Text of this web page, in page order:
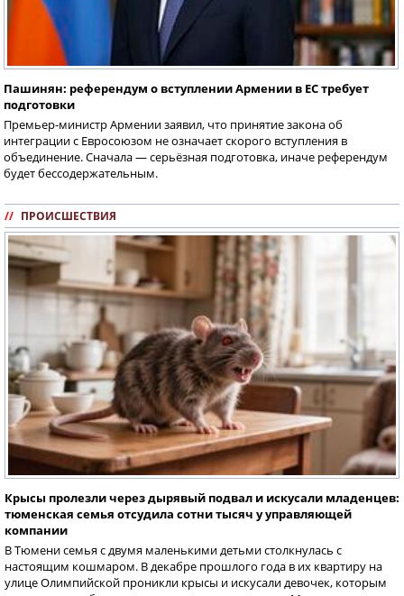
Пашинян: референдум о вступлении Армении в ЕС требует
подготовки
Премьер-министр Армении заявил, что принятие закона об
интеграции с Евросоюзом не означает скорого вступления в
объединение. Сначала — серьёзная подготовка, иначе референдум
будет бессодержательным.
// ПРОИСШЕСТВИЯ
Крысы пролезли через дырявый подвал и искусали младенцев:
тюменская семья отсудила сотни тысяч у управляющей
компании
В Тюмени семья с двумя маленькими детьми столкнулась с
настоящим кошмаром. В декабре прошлого года в их квартиру на
улице Олимпийской проникли крысы и искусали девочек, которым